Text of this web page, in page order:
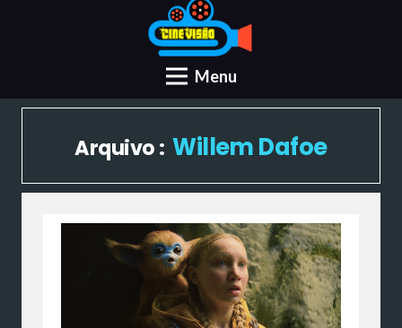
Menu
Arquivo : Willem Dafoe